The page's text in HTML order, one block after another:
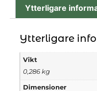
Ytterligare
Ytterligare
Vikt
0,286 kg
Dimensioner